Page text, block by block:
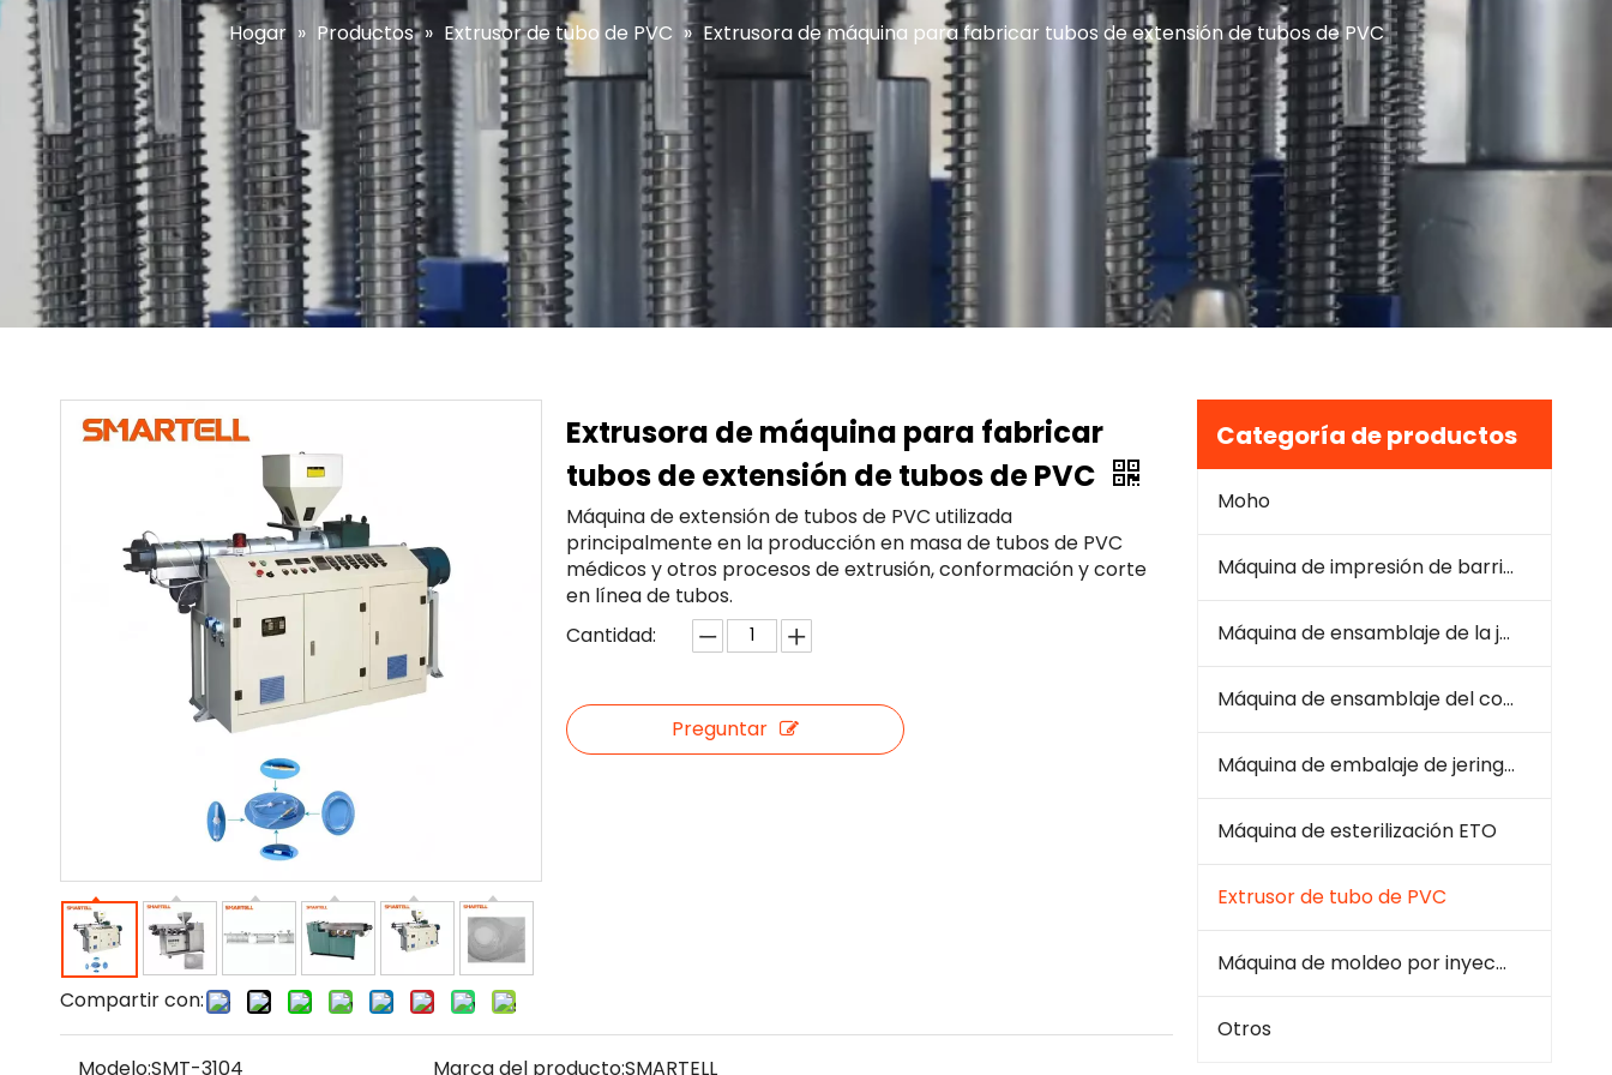
Hogar » Productos » Extrusor de tubo de PVC » Extrusora de máquina para fabricar tubos de extensión de tubos de PVC
Compartir con:
Extrusora de máquina para fabricar
tubos de extensión de tubos de PVC
Máquina de extensión de tubos de PVC utilizada
principalmente en la producción en masa de tubos de PVC
médicos y otros procesos de extrusión, conformación y corte
en línea de tubos.
Cantidad:
Preguntar
Modelo:SMT-3104 Marca del producto:SMARTELL
Categoría de productos
Moho
Máquina de impresión de barril de jeringa
Máquina de ensamblaje de la jeringa
Máquina de ensamblaje del conjunto de infusión
Máquina de embalaje de jeringa e infusión
Máquina de esterilización ETO
Extrusor de tubo de PVC
Máquina de moldeo por inyección de plástico
Otros